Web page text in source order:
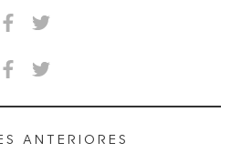
ANTERIORES